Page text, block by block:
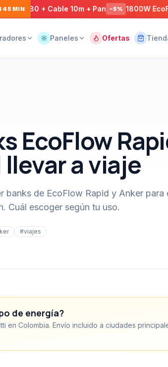
45 MIN
+ Cable 10m + Pan − 5% 1800W EcoFlow
Paneles Ofertas
EcoFlow
a viaje
banks de EcoFlow Rapid y Anker para
Cuál escoger según tu uso.
#viajes
de energía?
en Colombia. Envío incluido a ciudades